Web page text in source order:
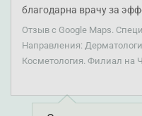
здоров'я!
благодарна врачу за
аккуратное удаление
результаты отличные.
администраторам
Отзыв с Google Maps.
Направления:
Косметология. Филиал на